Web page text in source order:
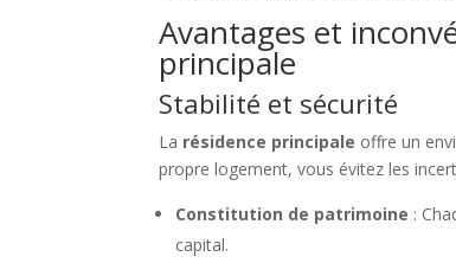
Avantages et
principale
Stabilité et sécurité
La résidence principale offre un
propre logement, vous évitez les
Constitution de patrimoine :
capital.